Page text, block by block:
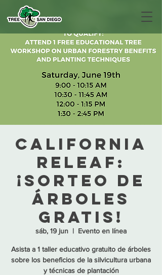
California
ReLeaf:
¡Sorteo de
árboles
gratis!
sáb, 19 jun
  |
Evento en línea
Asista a 1 taller educativo gratuito de árboles
sobre los beneficios de la silvicultura urbana
y técnicas de plantación